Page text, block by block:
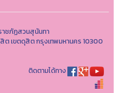
าชภัฏสวนสุนันทา
ต เขตดุสิต กรุงเทพมหานคร 10300
ติดตามได้ทาง